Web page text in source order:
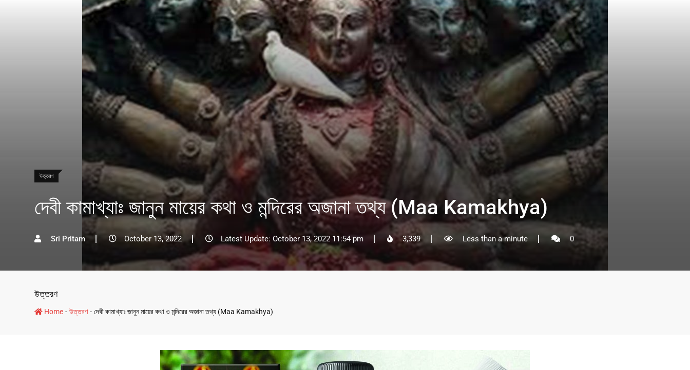
উত্তরণ
দেবী কামাখ্যাঃ জানুন মায়ের কথা ও মন্দিরের অজানা তথ্য (Maa Kamakhya)
Sri Pritam October 13, 2022 Latest Update: October 13, 2022 11:54 pm 3,339 Less than a minute 0
উত্তরণ
Home - উত্তরণ- দেবী কামাখ্যাঃ জানুন মায়ের কথা ও মন্দিরের অজানা তথ্য (Maa Kamakhya)